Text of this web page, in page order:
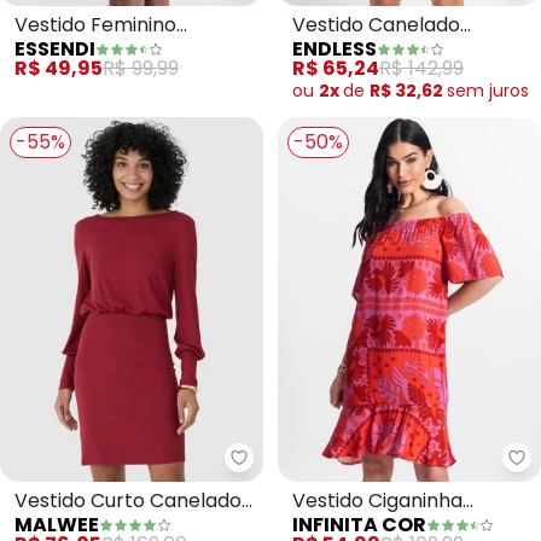
Vestido Feminino
(Vermelho)
ESSENDI
R$ 49,95R$ 99,99
Vestido Canelado
Feminino (Vermelho)
ENDLESS
R$ 65,24R$ 142,99
ou 2xde R$ 32,62 sem juros
-55%
Malwee - Vestido Curto
Vestido Curto Canelado
(Vermelho)
MALWEE
-50%
Vestido Ciganinha
(Vermelho)
INFINITA COR